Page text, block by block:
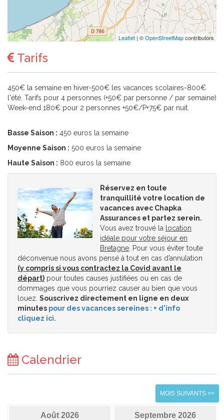
Leaflet | ©OpenStreetMapcontributors
Tarifs
450€ la semaine en hiver-500€ les vacances scolaires-800€
l'été. Tarifs pour 4 personnes (+50€ par personne / par semaine)
Week-end 180€ pour 2 personnes +50€/P+75€ par nuit.
Basse Saison : 450 euros la semaine
Moyenne Saison : 500 euros la semaine
Haute Saison : 800 euros la semaine
Réservez en toute
tranquillité votre location de
vacances avec Chapka
Assurances et partez serein.
Vous avez trouvé la
location
idéale pour votre séjour en
Bretagne . Pour vous éviter toute
déconvenue nous avons pensé à tout en cas d’annulation
(y compris si vous contractez la Covid avant le
départ) pour toutes causes justifiées ou en cas de
dommages que vous pourriez causer au bien que vous
louez. Souscrivez directement en ligne en deux
minutes pour des vacances sereines : + d'info
cliquez ici.
Calendrier
MOIS SUIVANTS >>
Août 2026 Septembre 2026